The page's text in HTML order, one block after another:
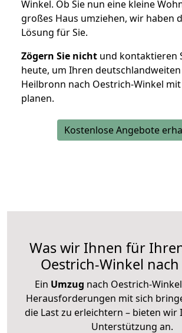
Winkel. Ob Sie nun eine kleine
großes Haus umziehen, wir haben
Lösung für Sie.
Zögern Sie nicht und kontaktieren
heute, um Ihren
Heilbronn nach Oestrich-Winkel
planen.
Kostenlose Angebote
Was wir Ihnen für
Oestrich-Winkel
Ein Umzug nach Oestrich-
Herausforderungen mit sich
die Last zu erleichtern – bieten wir
Unterstützung an.